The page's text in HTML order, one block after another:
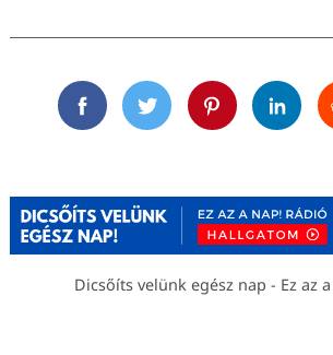
FacebookTwitterPinterest
Dicsőíts velünk egész nap - Ez az